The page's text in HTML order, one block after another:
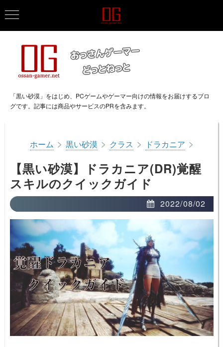
「黒い砂漠」をはじめ、PCゲームやゲーマー向けの情報をお届けするブロ
グです。記事には商品やサービスのPRを含みます。
ホーム > 黒い砂漠 > クラス > ドラカニア >
【黒い砂漠】ドラカニア(DR)覚醒
スキルのクイックガイド
2022/08/02